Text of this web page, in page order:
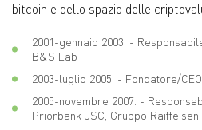
bitcoin e dello spazio delle
2001-gennaio 2003. -
B&S Lab
2003-luglio 2005. - Fondatore/
2005-novembre 2007. -
Priorbank JSC, Gruppo Raiffeisen